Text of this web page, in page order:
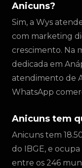
Anicuns?
Sim, a Wys
com marketing
crescimento. Na
dedicada em
atendimento de
WhatsApp
Anicuns tem
Anicuns tem
do IBGE, e
entre os 246